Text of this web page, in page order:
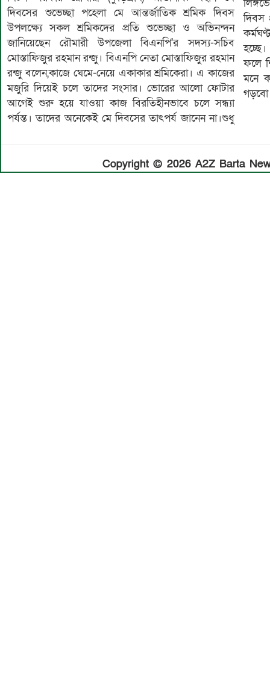
দিবসের শুভেচ্ছা পহেলা মে আন্তর্জাতিক শ্রমিক দিবস
উপলক্ষ্যে সকল শ্রমিকদের প্রতি শুভেচ্ছা ও অভিনন্দন
জানিয়েছেন রৌমারী উপজেলা বিএনপি'র সদস্য-সচিব
মোস্তাফিজুর রহমান রন্জু। বিএনপি নেতা মোস্তাফিজুর রহমান
রন্জু বলেন,কাজে ঘেমে-নেয়ে একাকার শ্রমিকেরা। এ কাজের
মজুরি দিয়েই চলে তাদের সংসার। ভোরের আলো ফোটার
আগেই শুরু হয়ে যাওয়া কাজ বিরতিহীনভাবে চলে সন্ধ্যা
পর্যন্ত। তাদের অনেকেই মে দিবসের তাৎপর্য জানেন না।শুধু
দিবস
ফলে
মনে
গড়বো
Copyright © 2026 A2Z Barta